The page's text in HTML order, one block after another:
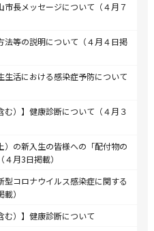
市長メッセージについて（４月７
法等の説明について（４月４日掲
生活における感染症予防について
む）】健康診断について（４月３
）の新入生の皆様への「配付物の
月3日掲載）
型コロナウイルス感染症に関する
）
む）】健康診断について